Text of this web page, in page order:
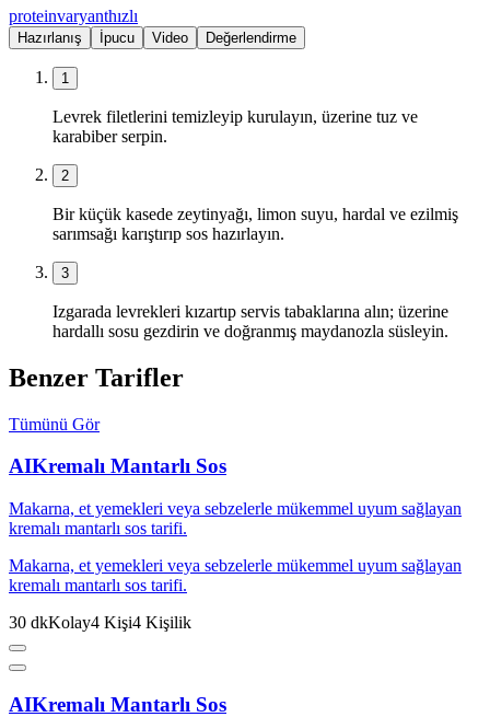
proteinvaryanthızlı
Hazırlanış İpucu Video Değerlendirme
1
Levrek filetlerini temizleyip kurulayın, üzerine tuz ve
karabiber serpin.
2
Bir küçük kasede zeytinyağı, limon suyu, hardal ve ezilmiş
sarımsağı karıştırıp sos hazırlayın.
3
Izgarada levrekleri kızartıp servis tabaklarına alın; üzerine
hardallı sosu gezdirin ve doğranmış maydanozla süsleyin.
Benzer Tarifler
Tümünü Gör
AIKremalı Mantarlı Sos
Makarna, et yemekleri veya sebzelerle mükemmel uyum sağlayan
kremalı mantarlı sos tarifi.
Makarna, et yemekleri veya sebzelerle mükemmel uyum sağlayan
kremalı mantarlı sos tarifi.
30 dkKolay4 Kişi4 Kişilik
AIKremalı Mantarlı Sos